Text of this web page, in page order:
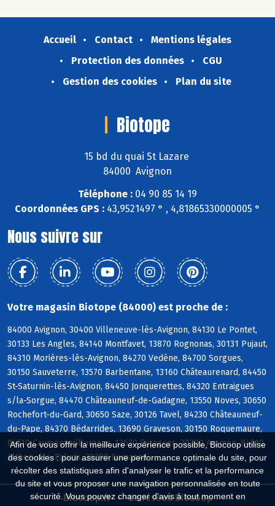
Afin de vous offrir la meilleure expérience possible, Biocoop utilise
des cookies : pour assurer une performance optimale du site, pour
récolter des statistiques afin d'analyser le trafic et la performance
du site et vous proposer une navigation personnalisée en toute
sécurité. Vous pouvez changer d'avis à tout moment en
Accueil Contact
Mentions légales
Protection des données
CGU
Gestion des cookies
Plan du site
Biotope
15 bd du quai St Lazare
84000 Avignon
Téléphone : 04 90 85 14 19
Coordonnées GPS : 43,9521497 ° , 4,81865330000005 °
Nous suivre sur
Votre magasin Biotope (84000) est proche de :
84000 Avignon, 30400 Villeneuve-lès-Avignon, 84130 Le Pontet,
30133 Les Angles, 84140 Montfavet, 13870 Rognonas, 30131 Pujaut,
84310 Morières-lès-Avignon, 84270 Vedène, 84700 Sorgues,
30150 Sauveterre, 13570 Barbentane, 13160 Châteaurenard, 84450
St-Saturnin-lès-Avignon, 84450 Jonquerettes, 84320 Entraigues
s/la-Sorgue, 84470 Châteauneuf-de-Gadagne, 13550 Noves, 30650
Rochefort-du-Gard, 30650 Saze, 30126 Tavel, 84230 Châteauneuf-
du-Pape, 84370 Bédarrides, 13690 Graveson, 30150 Roquemaure,
84510 Caumont s/Durance, 13630 Eyragues, 30390 Aramon, 84210
Althen-des-Paluds, 30390 Domazan
Biocoop.fr Le réseau Biocoop